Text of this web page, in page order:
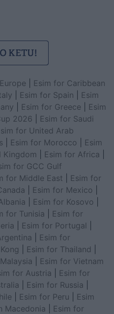
Esim for Caribbean
Esim for Spain
Esim
Esim for Greece
Esim
2026
Esim for Saudi
for United Arab
Esim for Morocco
Esim
Kingdom Esim for Africa
for GCC Gulf
for Middle East
Esim for
Esim for Mexico
Esim for Kosovo
for Tunisia
Esim for
Esim for Portugal
Esim for
Esim for Thailand
Esim for Vietnam
for Austria
Esim for
Esim for Russia
Esim for Peru
Esim
Macedonia
Esim for